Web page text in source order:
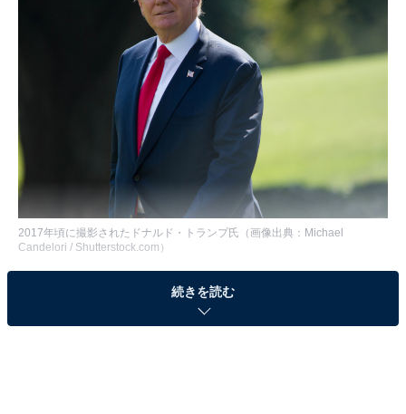
2017年頃に撮影されたドナルド・トランプ氏（画像出典：Michael
Candelori / Shutterstock.com）
今、国際情勢で最もホットな話題は、なんといってもア
メリカの大統領選挙だろう。
続きを読む